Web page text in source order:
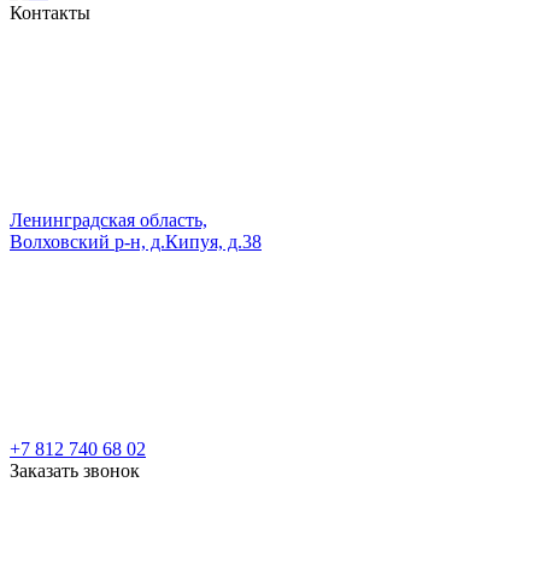
Контакты
Ленинградская область,
Волховский р-н, д.Кипуя, д.38
+7 812 740 68 02
Заказать звонок